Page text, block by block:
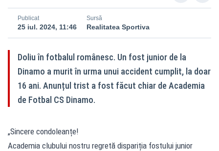
Publicat
25 iul. 2024, 11:46
Sursă
Realitatea Sportiva
Doliu în fotbalul românesc. Un fost junior de la
Dinamo a murit în urma unui accident cumplit, la doar
16 ani. Anunțul trist a fost făcut chiar de Academia
de Fotbal CS Dinamo.
„Sincere condoleanțe!
Academia clubului nostru regretă dispariția fostului junior